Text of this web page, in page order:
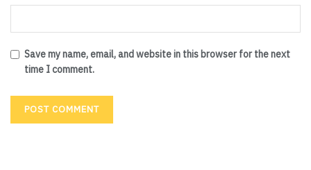
Save my name, email, and website in this browser for the next
time I comment.